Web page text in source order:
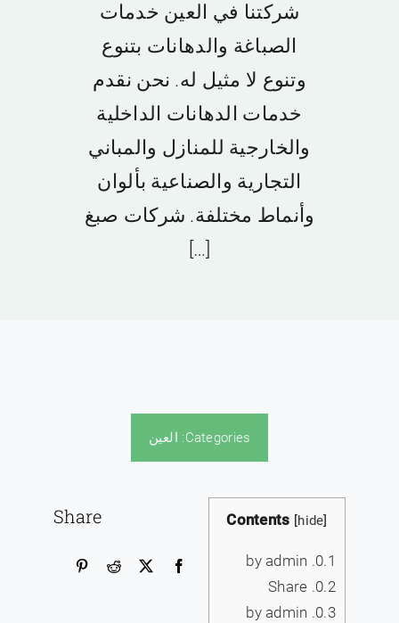
شركتنا في العين خدمات
الصباغة والدهانات بتنوع
وتنوع لا مثيل له. نحن نقدم
خدمات الدهانات الداخلية
والخارجية للمنازل والمباني
التجارية والصناعية بألوان
وأنماط مختلفة. شركات صبغ
[…]
Categories: العين
Contents [hide]
0.1.
0.2.
0.3.
Share